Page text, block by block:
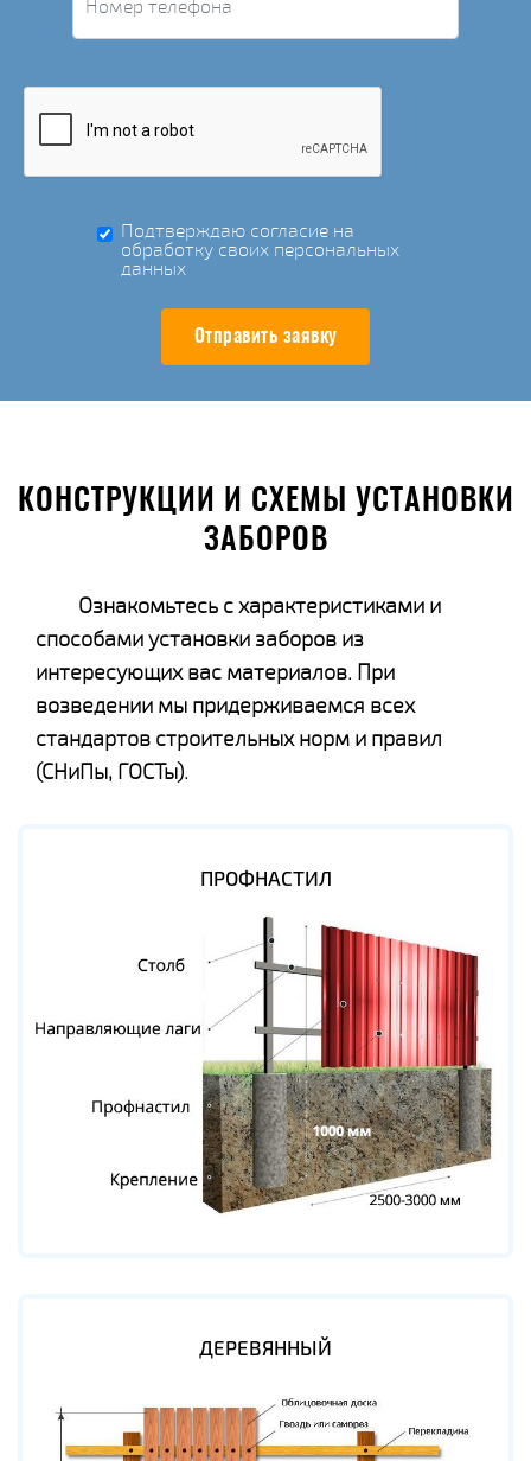
Подтверждаю согласие на
обработку своих персональных
данных
Отправить заявку
КОНСТРУКЦИИ И СХЕМЫ УСТАНОВКИ
ЗАБОРОВ
Ознакомьтесь с характеристиками и
способами установки заборов из
интересующих вас материалов. При
возведении мы придерживаемся всех
стандартов строительных норм и правил
(СНиПы, ГОСТы).
ПРОФНАСТИЛ
ДЕРЕВЯННЫЙ